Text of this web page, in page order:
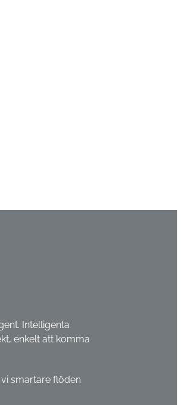
Intelligenta
enkelt att komma
smartare flöden